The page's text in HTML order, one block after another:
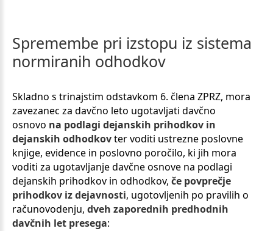
Spremembe pri izstopu iz sistema
normiranih odhodkov
Skladno s trinajstim odstavkom 6. člena ZPRZ, mora
zavezanec za davčno leto ugotavljati davčno
osnovo na podlagi dejanskih prihodkov in
dejanskih odhodkovter voditi ustrezne poslovne
knjige, evidence in poslovno poročilo, ki jih mora
voditi za ugotavljanje davčne osnove na podlagi
dejanskih prihodkov in odhodkov, če povprečje
prihodkov iz dejavnosti, ugotovljenih po pravilih o
računovodenju, dveh zaporednih predhodnih
davčnih let presega: